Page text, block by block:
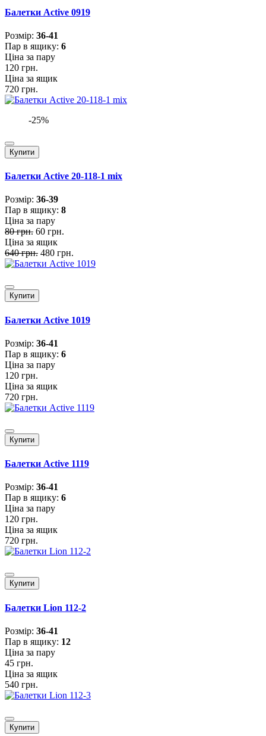
Балетки Active 0919
Розмiр: 36-41
Пар в ящику: 6
Ціна за пару
120 грн.
Ціна за ящик
720 грн.
-25%
Купити
Балетки Active 20-118-1 mix
Розмiр: 36-39
Пар в ящику: 8
Ціна за пару
80 грн. 60 грн.
Ціна за ящик
640 грн. 480 грн.
Купити
Балетки Active 1019
Розмiр: 36-41
Пар в ящику: 6
Ціна за пару
120 грн.
Ціна за ящик
720 грн.
Купити
Балетки Active 1119
Розмiр: 36-41
Пар в ящику: 6
Ціна за пару
120 грн.
Ціна за ящик
720 грн.
Купити
Балетки Lion 112-2
Розмiр: 36-41
Пар в ящику: 12
Ціна за пару
45 грн.
Ціна за ящик
540 грн.
Купити